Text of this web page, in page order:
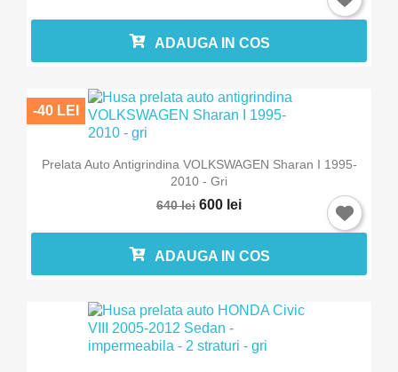
ADAUGA IN COS
Prelata Auto Antigrindina VOLKSWAGEN Sharan I 1995-
2010 - Gri
640 lei 600 lei
-40 LEI
ADAUGA IN COS